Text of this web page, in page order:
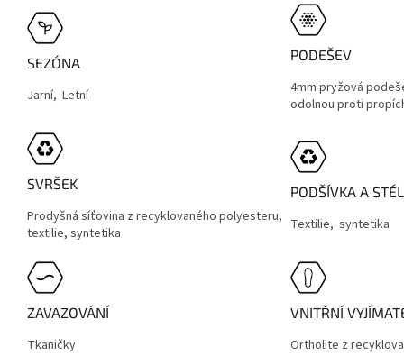
SEZÓNA
Jarní, Letní
PODEŠEV
4mm pryžová
odolnou proti
SVRŠEK
Prodyšná síťovina z recyklovaného polyesteru,
textilie, syntetika
PODŠÍVKA A
Textilie, syntetika
ZAVAZOVÁNÍ
Tkaničky
VNITŘNÍ
Ortholite z